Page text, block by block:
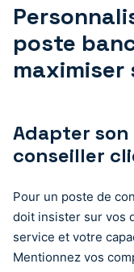
poste
maximiser
Adapter son
conseiller
Pour un poste de
doit insister sur vos
service et votre
Mentionnez vos